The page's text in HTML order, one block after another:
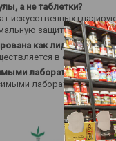
а не таблетки?
искусственных
защиту
как лидер класса
в
лабораториями.
лабораториями на